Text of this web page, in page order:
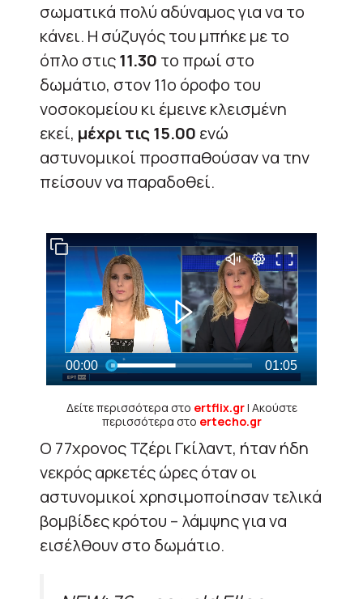
σωματικά πολύ αδύναμος για να το
κάνει. Η σύζυγός του μπήκε με το
όπλο στις11.30 το πρωί στο
δωμάτιο, στον 11ο όροφο του
νοσοκομείου κι έμεινε κλεισμένη
εκεί, μέχρι τις 15.00 ενώ
αστυνομικοί προσπαθούσαν να την
πείσουν να παραδοθεί.
Δείτε περισσότερα στο ertflix.gr| Ακούστε
περισσότερα στο ertecho.gr
Ο 77χρονος Τζέρι Γκίλαντ, ήταν ήδη
νεκρός αρκετές ώρες όταν οι
αστυνομικοί χρησιμοποίησαν τελικά
βομβίδες κρότου – λάμψης για να
εισέλθουν στο δωμάτιο.